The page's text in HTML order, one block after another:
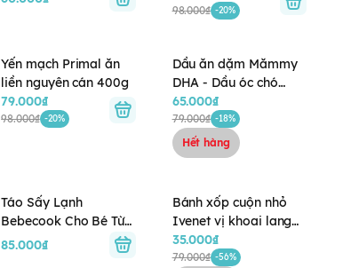
98.000₫ -20%
Yến mạch Primal ăn
liền nguyên cán 400g
79.000₫
98.000₫ -20%
Dầu ăn dặm Mămmy
DHA - Dầu óc chó
(55ml)
65.000₫
79.000₫ -18%
Hết hàng
Táo Sấy Lạnh
Bebecook Cho Bé Từ
7M+
85.000₫
Bánh xốp cuộn nhỏ
Ivenet vị khoai lang
tím 50g (8M+)
35.000₫
79.000₫ -56%